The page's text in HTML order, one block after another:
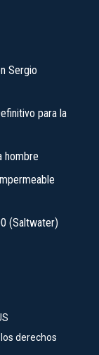
Sergio
para la
hombre
(Saltwater)
derechos